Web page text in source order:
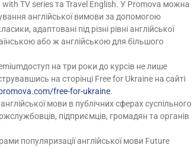
with TV series та Travel English. У Promova можна
англійської вимови за допомогою
адаптовані під різні рівні англійської
або ж англійською для більшого
на три роки до курсів не лише
на сторінці Free for Ukraine на сайті
free-for-ukraine.
мови в публічних сферах суспільного
підприємців, громадян та органів
популяризації англійської мови Future